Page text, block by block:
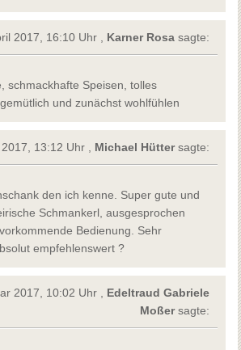
2017, 16:10 Uhr , Karner Rosasagte:
schmackhafte Speisen, tolles
und zunächst wohlfühlen
13:12 Uhr , Michael Hüttersagte:
den ich kenne. Super gute und
Schmankerl, ausgesprochen
Bedienung. Sehr
empfehlenswert ?
2017, 10:02 Uhr , Edeltraud Gabriele
Moßersagte: